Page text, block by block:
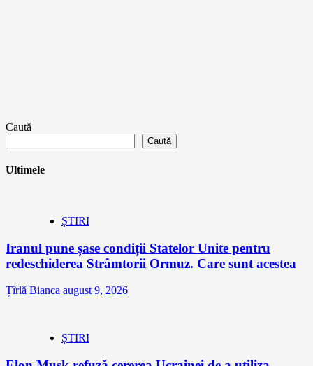
Caută
Caută
Ultimele
ȘTIRI
Iranul pune șase condiții Statelor Unite pentru
redeschiderea Strâmtorii Ormuz. Care sunt acestea
Țîrlă Bianca august 9, 2026
ȘTIRI